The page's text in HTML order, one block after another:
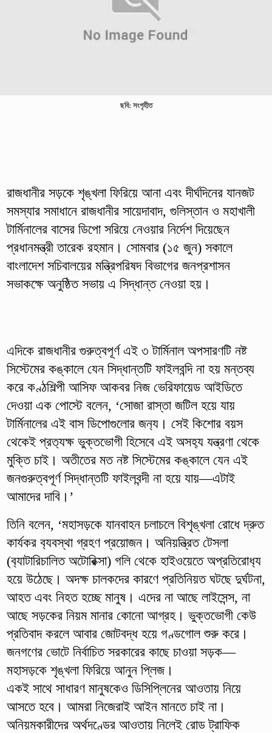
ছবি: সংগৃহীত
রাজধানীর সড়কে শৃঙ্খলা ফিরিয়ে আনা এবং দীর্ঘদিনের যানজট
সমস্যার সমাধানে রাজধানীর সায়েদাবাদ, গুলিস্তান ও মহাখালী
টার্মিনালের বাসের ডিপো সরিয়ে নেওয়ার নির্দেশ দিয়েছেন
প্রধানমন্ত্রী তারেক রহমান। সোমবার (১৫ জুন) সকালে
বাংলাদেশ সচিবালয়ের মন্ত্রিপরিষদ বিভাগের জনপ্রশাসন
সভাকক্ষে অনুষ্ঠিত সভায় এ সিদ্ধান্ত নেওয়া হয়।
এদিকে রাজধানীর গুরুত্বপূর্ণ এই ৩ টার্মিনাল অপসারণটি নষ্ট
সিস্টেমের কঙ্কালে যেন সিদ্ধান্তটি ফাইলবন্দি না হয় মন্তব্য
করে কণ্ঠশিল্পী আসিফ আকবর নিজ ভেরিফায়েড আইডিতে
দেওয়া এক পোস্টে বলেন, ‘সোজা রাস্তা জটিল হয়ে যায়
টার্মিনালের এই বাস ডিপোগুলোর জন‍্য। সেই কিশোর বয়স
থেকেই প্রত‍্যক্ষ ভুক্তভোগী হিসেবে এই অসহ‍্য যন্ত্রণা থেকে
মুক্তি চাই। অতীতের মত নষ্ট সিস্টেমের কঙ্কালে যেন এই
জনগুরুত্বপূর্ণ সিদ্ধান্তটি ফাইলবন্দী না হয়ে যায়—এটাই
আমাদের দাবি।’
তিনি বলেন, ‘মহাসড়কে যানবাহন চলাচলে বিশৃঙ্খলা রোধে দ্রুত
কার্যকর ব‍্যবস্থা গ্রহণ প্রয়োজন। অনিয়ন্ত্রিত টেসলা
(ব‍্যাটারিচালিত অটোরিক্সা) গলি থেকে হাইওয়েতে অপ্রতিরোধ‍্য
হয়ে উঠেছে। অদক্ষ চালকদের কারণে প্রতিনিয়ত ঘটছে দুর্ঘটনা,
আহত এবং নিহত হচ্ছে মানুষ। এদের না আছে লাইসেন্স, না
আছে সড়কের নিয়ম মানার কোনো আগ্রহ। ভুক্তভোগী কেউ
প্রতিবাদ করলে আবার জোটবদ্ধ হয়ে গণ্ডগোল শুরু করে।
জনগণের ভোটে নির্বাচিত সরকারের কাছে চাওয়া সড়ক—
মহাসড়কে শৃঙ্খলা ফিরিয়ে আনুন প্লিজ।
একই সাথে সাধারণ মানুষকেও ডিসিপ্লিনের আওতায় নিয়ে
আসতে হবে। আমরা নিজেরাই আইন মানতে চাই না।
অনিয়মকারীদের অর্থদণ্ডের আওতায় নিলেই রোড ট্রাফিক